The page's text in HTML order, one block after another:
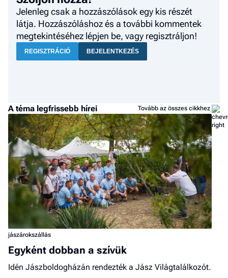
Jelenleg csak a hozzászólások egy kis részét
látja. Hozzászóláshoz és a további kommentek
megtekintéséhez lépjen be, vagy regisztráljon!
REGISZTRÁCIÓ BEJELENTKEZÉS
A téma legfrissebb hírei Tovább az összes cikkhez
jászárokszállás
Egyként dobban a szívük
Idén Jászboldogházán rendezték a Jász Világtalálkozót.